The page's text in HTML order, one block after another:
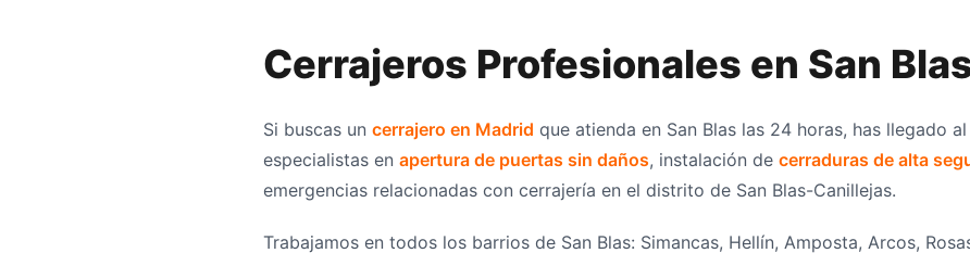
Cerrajeros Profesionales en San
Si buscas un cerrajero en Madrid que atienda en San Blas las 24 horas, has llegado
especialistas en apertura de puertas sin daños, instalación de cerraduras de alta
emergencias relacionadas con cerrajería en el distrito de San Blas-Canillejas.
Trabajamos en todos los barrios de San Blas: Simancas, Hellín, Amposta, Arcos,